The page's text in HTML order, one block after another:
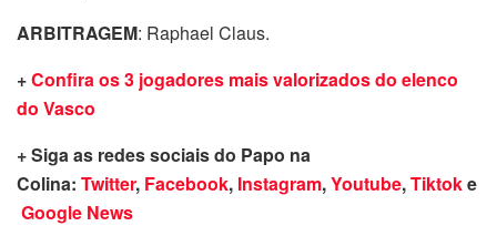
ARBITRAGEM: Raphael Claus.
+Confira os 3 jogadores mais valorizados do elenco
do Vasco
+ Siga as redes sociais do Papo na
Colina: Twitter, Facebook, Instagram,Youtube,Tiktoke
Google News